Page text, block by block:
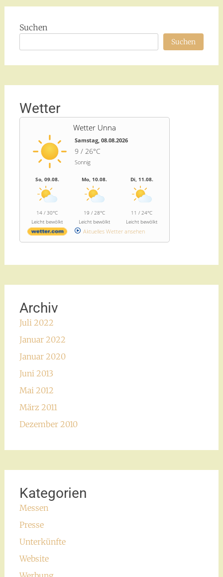
Suchen
Suchen
Wetter
Wetter Unna
Samstag, 08.08.2026
9 / 26°C
Sonnig
So, 09.08.
14 / 30°C
Leicht bewölkt
Mo, 10.08.
19 / 28°C
Leicht bewölkt
Di, 11.08.
11 / 24°C
Leicht bewölkt
Aktuelles Wetter ansehen
Archiv
Juli 2022
Januar 2022
Januar 2020
Juni 2013
Mai 2012
März 2011
Dezember 2010
Kategorien
Messen
Presse
Unterkünfte
Website